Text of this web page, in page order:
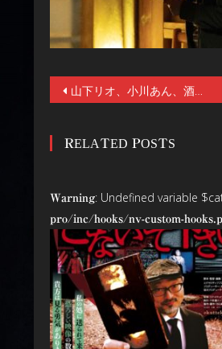
投
ナ
ゲ
ー
シ
ョ
ン
山下リオ、小川あん、酒井善三監督、大森時生P登壇。呪いを新たな視点と解釈で描く恐怖映画『遺愛』初日舞台挨拶イベント・レポート。山下リオ、撮影三日目でポルターガイストに遭遇
RELATED POSTS
Warning: Undefined variable
pro/inc/hooks/nv-custom-